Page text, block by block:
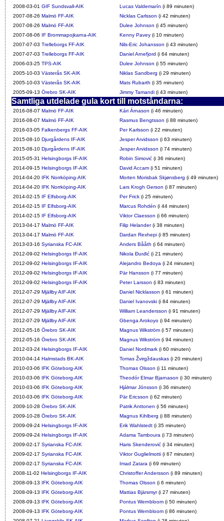
2008-03-01 GIF Sundsvall-AIK Lucas Valdemarín (i 89 minuten)
2007-08-26 Malmö FF-AIK Nicklas Carlsson (i 42 minuten)
2007-08-26 Malmö FF-AIK Dulee Johnson (i 45 minuten)
2007-08-06 IF Brommapojkarna-AIK Kenny Pavey (i 10 minuten)
2007-07-03 Trelleborgs FF-AIK Nils-Eric Johansson (i 43 minuten)
2007-07-03 Trelleborgs FF-AIK Daniel Arnefjord (i 64 minuten)
2006-03-25 TPS-AIK Dulee Johnson (i 55 minuten)
2005-10-03 Västerås SK-AIK Niklas Sandberg (i 29 minuten)
2005-10-03 Västerås SK-AIK Mats Rubarth (i 35 minuten)
2005-09-13 Örebro SK-AIK Jimmy Tamandi (i 43 minuten)
Samtliga utdelade gula kort till motståndarna:
2016-08-07 Malmö FF-AIK Kári Árnason (i 46 minuten)
2016-08-07 Malmö FF-AIK Rasmus Bengtsson (i 88 minuten)
2016-03-05 Falkenbergs FF-AIK Per Karlsson (i 22 minuten)
2015-08-10 Djurgårdens IF-AIK Jesper Arvidsson (i 63 minuten)
2015-08-10 Djurgårdens IF-AIK Jesper Arvidsson (i 74 minuten)
2015-05-31 Helsingborgs IF-AIK Robin Simović (i 36 minuten)
2014-09-15 Helsingborgs IF-AIK David Accam (i 51 minuten)
2014-04-20 IFK Norrköping-AIK Morten Morisbak Skjønsberg (i 49 minuten)
2014-04-20 IFK Norrköping-AIK Lars Krogh Gerson (i 87 minuten)
2014-02-15 IF Elfsborg-AIK Per Frick (i 25 minuten)
2014-02-15 IF Elfsborg-AIK Marcus Rohdén (i 44 minuten)
2014-02-15 IF Elfsborg-AIK Viktor Claesson (i 66 minuten)
2013-04-17 Malmö FF-AIK Filip Helander(i 38 minuten)
2013-04-17 Malmö FF-AIK Dardan Rexhepi (i 85 minuten)
2013-03-16 Syrianska FC-AIK Anders Bååth (i 64 minuten)
2012-09-02 Helsingborgs IF-AIK Nikola Đurđić (i 21 minuten)
2012-09-02 Helsingborgs IF-AIK Alejandro Bedoya (i 24 minuten)
2012-09-02 Helsingborgs IF-AIK Pär Hansson (i 77 minuten)
2012-09-02 Helsingborgs IF-AIK Peter Larsson (i 83 minuten)
2012-07-29 Mjällby AIF-AIK Daniel Nicklasson (i 61 minuten)
2012-07-29 Mjällby AIF-AIK Daniel Ivanovski (i 84 minuten)
2012-07-29 Mjällby AIF-AIK William Leandersson (i 91 minuten)
2012-07-29 Mjällby AIF-AIK Gbenga Arokoyo (i 94 minuten)
2012-05-16 Örebro SK-AIK Magnus Wikström (i 57 minuten)
2012-05-16 Örebro SK-AIK Magnus Wikström (i 94 minuten)
2012-03-24 Helsingborgs IF-AIK Daniel Nordmark (i 60 minuten)
2010-04-14 Halmstads BK-AIK Tomas Žvirgždauskas (i 20 minuten)
2010-03-06 IFK Göteborg-AIK Thomas Olsson (i 11 minuten)
2010-03-06 IFK Göteborg-AIK Theodór Elmar Bjarnason (i 30 minuten)
2010-03-06 IFK Göteborg-AIK Hjálmar Jónsson (i 36 minuten)
2010-03-06 IFK Göteborg-AIK Pär Ericsson (i 62 minuten)
2009-10-28 Örebro SK-AIK Patrik Anttonen (i 56 minuten)
2009-10-28 Örebro SK-AIK Magnus Kihlberg (i 88 minuten)
2009-09-24 Helsingborgs IF-AIK Erik Wahlstedt (i 35 minuten)
2009-09-24 Helsingborgs IF-AIK Adama Tamboura (i 73 minuten)
2009-02-17 Syrianska FC-AIK Haris Skenderović (i 34 minuten)
2009-02-17 Syrianska FC-AIK Viktor Guglielmotti (i 67 minuten)
2009-02-17 Syrianska FC-AIK Imad Zatara (i 69 minuten)
2008-11-02 Helsingborgs IF-AIK Christoffer Andersson (i 89 minuten)
2008-09-13 IFK Göteborg-AIK Thomas Olsson (i 6 minuten)
2008-09-13 IFK Göteborg-AIK Mattias Bjärsmyr(i 27 minuten)
2008-09-13 IFK Göteborg-AIK Pontus Wernbloom (i 50 minuten)
2008-09-13 IFK Göteborg-AIK Pontus Wernbloom (i 86 minuten)